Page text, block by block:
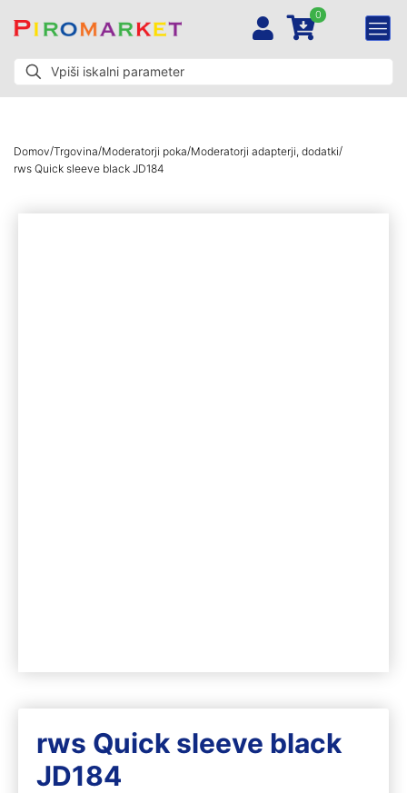
0
Domov/Trgovina/Moderatorji poka/Moderatorji adapterji, dodatki/
rws Quick sleeve black JD184
rws Quick sleeve black
JD184